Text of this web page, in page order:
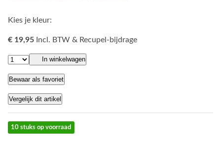
Kies je kleur:
€ 19,95 Incl. BTW & Recupel-bijdrage
In winkelwagen
Bewaar als favoriet
Vergelijk dit artikel
10 stuks op voorraad